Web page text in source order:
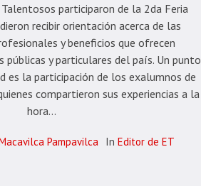
participaron de la 2da Feria
recibir orientación acerca de las
y beneficios que ofrecen
públicas y particulares del país. Un punto
es la participación de los exalumnos de
compartieron sus experiencias a la
hora...
Pampavilca In Editor de ET